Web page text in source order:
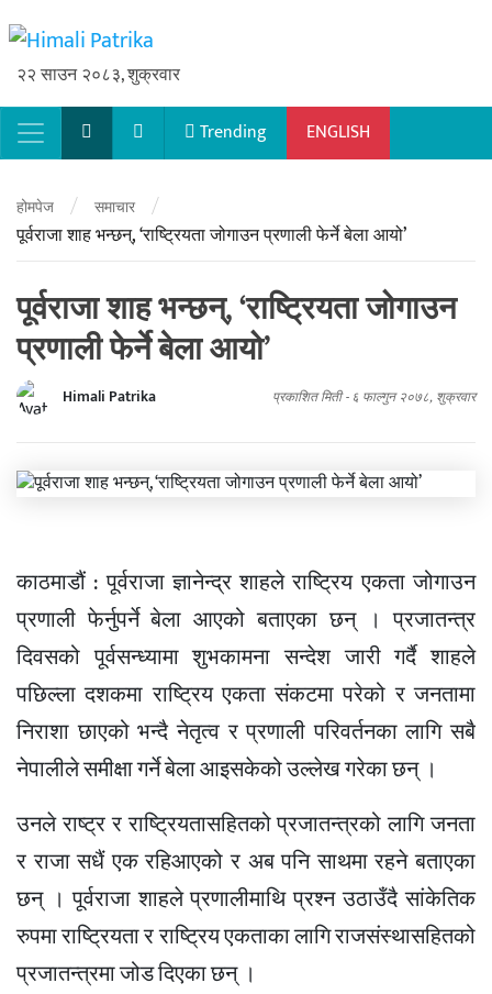
२२ साउन २०८३, शुक्रवार
Main Navigation
Trending ENGLISH
होमपेज / समाचार /
पूर्वराजा शाह भन्छन्, ‘राष्ट्रियता जोगाउन प्रणाली फेर्ने बेला आयो’
पूर्वराजा शाह भन्छन्, ‘राष्ट्रियता जोगाउन
प्रणाली फेर्ने बेला आयो’
Himali Patrika प्रकाशित मिती - ६ फाल्गुन २०७८, शुक्रवार
काठमाडौं : पूर्वराजा ज्ञानेन्द्र शाहले राष्ट्रिय एकता जोगाउन
प्रणाली फेर्नुपर्ने बेला आएको बताएका छन् । प्रजातन्त्र
दिवसको पूर्वसन्ध्यामा शुभकामना सन्देश जारी गर्दै शाहले
पछिल्ला दशकमा राष्ट्रिय एकता संकटमा परेको र जनतामा
निराशा छाएको भन्दै नेतृत्व र प्रणाली परिवर्तनका लागि सबै
नेपालीले समीक्षा गर्ने बेला आइसकेको उल्लेख गरेका छन् ।
उनले राष्ट्र र राष्ट्रियतासहितको प्रजातन्त्रको लागि जनता
र राजा सधैं एक रहिआएको र अब पनि साथमा रहने बताएका
छन् । पूर्वराजा शाहले प्रणालीमाथि प्रश्न उठाउँदै सांकेतिक
रुपमा राष्ट्रियता र राष्ट्रिय एकताका लागि राजसंस्थासहितको
प्रजातन्त्रमा जोड दिएका छन् ।